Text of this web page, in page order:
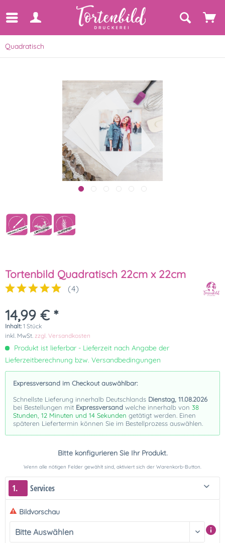
Quadratisch
Tortenbild Quadratisch 22cm x 22cm
(4)
14,99 € *
Inhalt: 1 Stück
inkl. MwSt. zzgl. Versandkosten
Produkt ist lieferbar - Lieferzeit nach Angabe der
Lieferzeitberechnung bzw. Versandbedingungen
Expressversand im Checkout auswählbar:
Schnellste Lieferung innerhalb Deutschlands Dienstag, 11.08.2026
bei Bestellungen mit Expressversand welche innerhalb von 38
Stunden, 12 Minuten und 14 Sekunden getätigt werden. Einen
späteren Liefertermin können Sie im Bestellprozess auswählen.
Bitte konfigurieren Sie Ihr Produkt.
Wenn alle nötigen Felder gewählt sind, aktiviert sich der Warenkorb-Button.
1. Services
Bildvorschau